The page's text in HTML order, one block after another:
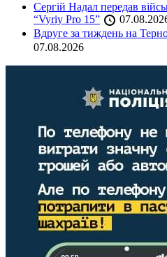
Сергій Надал передав
“Vyriy Pro 15”
Вдруге за тиждень на
07.08.2026